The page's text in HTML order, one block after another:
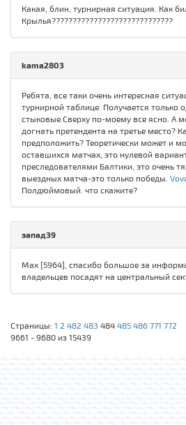
Какая, блин, турнирная ситуация. Как
Крылья?????????????????????????????
kama2803
Ребята, все таки очень интересная
турнирной таблице. Получается только
стыковые.Сверху по-моему все ясно. А
догнать претендента на третье место?
предположить? Теоретически может и
оставшихся матчах, это нулевой
преследователями Балтики, это очень
выездных матча-это только победы.
Полдюймовый. что скажите?
запад39
Max [5964], спасибо большое за
владельцев посадят на центральный
Страницы: 1 2 482 483 484 485 486 771 772
9661 - 9680 из 15439